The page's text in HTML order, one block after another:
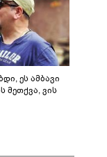
ეს ამბავი
მეთქვა, ვის